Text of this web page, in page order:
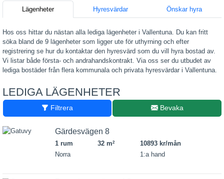
Lägenheter Hyresvärdar Önskar hyra
Hos oss hittar du nästan alla lediga lägenheter i Vallentuna. Du kan fritt
söka bland de 9 lägenheter som ligger ute för uthyrning och efter
registrering se hur du kontaktar den hyresvärd som du vill hyra bostad av.
Vi listar både första- och andrahandskontrakt. Via oss ser du utbudet av
lediga bostäder från flera kommunala och privata hyresvärdar i Vallentuna.
LEDIGA LÄGENHETER
Filtrera Bevaka
Gärdesvägen 8
1 rum 32 m2
10893 kr/mån
Norra
1:a hand